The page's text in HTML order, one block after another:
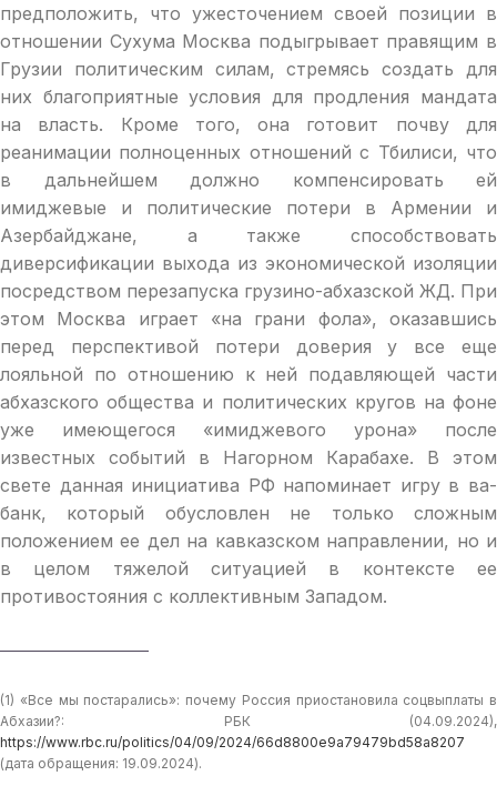
предположить, что ужесточением своей позиции в
отношении Сухума Москва подыгрывает правящим в
Грузии политическим силам, стремясь создать для
них благоприятные условия для продления мандата
на власть. Кроме того, она готовит почву для
реанимации полноценных отношений с Тбилиси, что
в дальнейшем должно компенсировать ей
имиджевые и политические потери в Армении и
Азербайджане, а также способствовать
диверсификации выхода из экономической изоляции
посредством перезапуска грузино-абхазской ЖД. При
этом Москва играет «на грани фола», оказавшись
перед перспективой потери доверия у все еще
лояльной по отношению к ней подавляющей части
абхазского общества и политических кругов на фоне
уже имеющегося «имиджевого урона» после
известных событий в Нагорном Карабахе. В этом
свете данная инициатива РФ напоминает игру в ва-
банк, который обусловлен не только сложным
положением ее дел на кавказском направлении, но и
в целом тяжелой ситуацией в контексте ее
противостояния с коллективным Западом.
(1) «Все мы постарались»: почему Россия приостановила соцвыплаты в
Абхазии?: РБК (04.09.2024),
https://www.rbc.ru/politics/04/09/2024/66d8800e9a79479bd58a8207
(дата обращения: 19.09.2024).